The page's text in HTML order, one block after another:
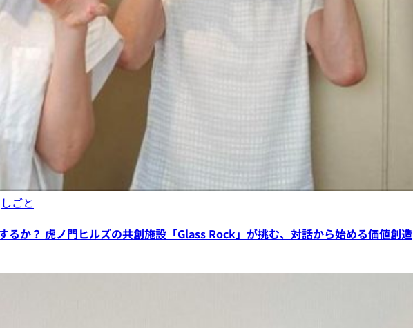
しごと
るか？ 虎ノ門ヒルズの共創施設「Glass Rock」が挑む、対話から始める価値創造